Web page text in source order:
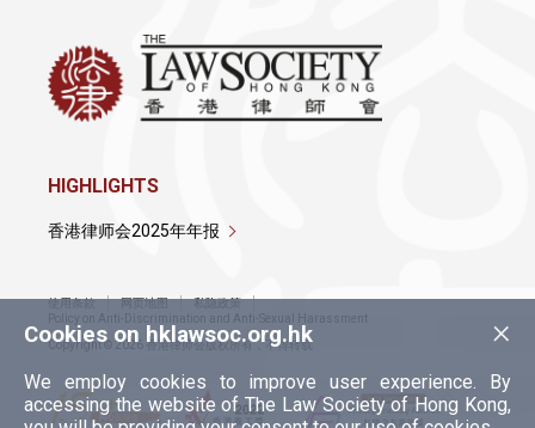
×
Cookies on hklawsoc.org.hk
We employ cookies to improve user experience. By
accessing the website of The Law Society of Hong Kong,
HIGHLIGHTS
香港律师会2025年年报
使用条款 网页地图
私隐政策
Policy on Anti-Discrimination and Anti-Sexual Harassment
Copyright © 2026 香港律师会版权所有，不得转载